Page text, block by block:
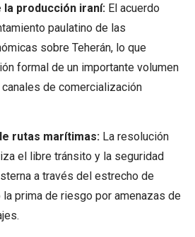
la producción iraní:El acuerdo
paulatino de las
sobre Teherán, lo que
formal de un importante volumen
de comercialización
rutas marítimas:La resolución
el libre tránsito y la seguridad
a través del estrecho de
la prima de riesgo por amenazas de